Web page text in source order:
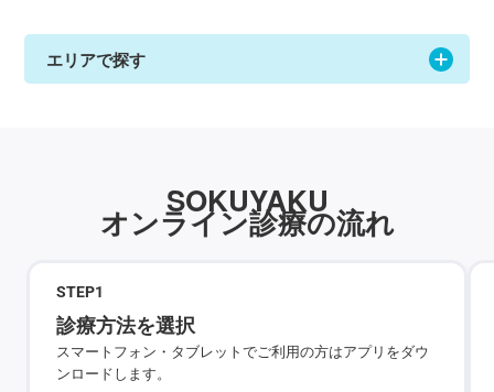
エリアで探す
SOKUYAKU
オンライン診療の流れ
STEP1
診療方法を選択
スマートフォン・タブレットでご利用の方はアプリをダウ
ンロードします。